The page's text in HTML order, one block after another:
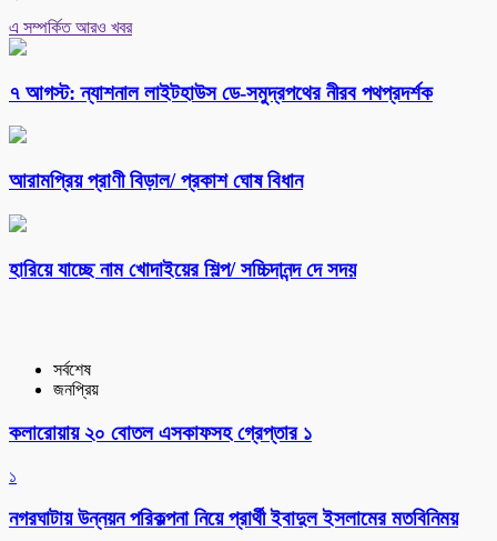
এ সম্পর্কিত আরও খবর
৭ আগস্ট: ন্যাশনাল লাইটহাউস ডে-সমুদ্রপথের নীরব পথপ্রদর্শক
আরামপ্রিয় প্রাণী বিড়াল/ প্রকাশ ঘোষ বিধান
হারিয়ে যাচ্ছে নাম খোদাইয়ের শিল্প/ সচ্চিদানন্দ দে সদয়
সর্বশেষ
জনপ্রিয়
কলারোয়ায় ২০ বোতল এসকাফসহ গ্রেপ্তার ১
১
নগরঘাটায় উন্নয়ন পরিকল্পনা নিয়ে প্রার্থী ইবাদুল ইসলামের মতবিনিময়